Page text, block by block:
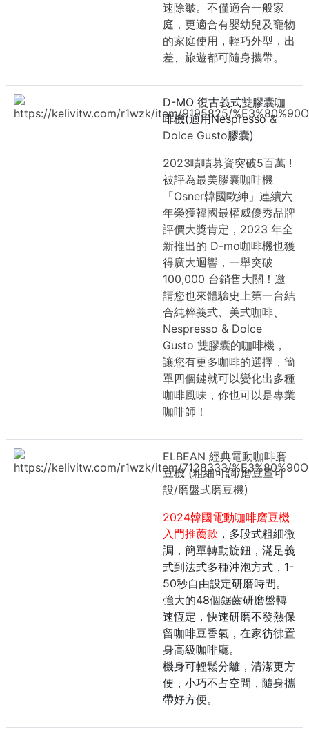
速除皺。不僅適合一般家
庭，更適合有嬰幼兒及寵物
的家庭使用，輕巧外型，出
差、旅遊都可隨身攜帶。
https://kelivitw.com/r1wzk/item/9195825/
D-MO 復古義式雙膠囊咖
啡機(適用Nespresso&
Dolce Gusto膠囊)
2023嘖嘖募資突破5百萬 !
被評為最美膠囊咖啡機
「Osner韓國歐紳」連續六
年榮獲韓國最權威優秀品牌
評價大獎肯定，2023 年全
新推出的 D-mo咖啡機也獲
得廣大迴響，一舉突破
100,000 台銷售大關！邀
請您也來體驗史上第一台結
合純粹義式、美式咖啡、
Nespresso & Dolce
Gusto 雙膠囊的咖啡機，
讓您有更多咖啡的選擇，簡
單四個鍵就可以變化出多種
咖啡風味，你也可以是專業
咖啡師！
https://kelivitw.com/r1wzk/item/7128333/
ELBEAN 經典電動咖啡磨
豆機 (粗細可調/磨豆量可
設/磨盤式磨豆機)
2024韓國電動咖啡磨豆機
入門推薦款 ，多段式粗細微
調，簡單轉動旋鈕，滿足義
式到法式多種沖泡方式，1-
50秒自由設定研磨時間。
強大的48個鋸齒研磨盤轉
速恆定，快速研磨不發熱保
留咖啡豆香氣，在家彷彿置
身高級咖啡廳。
機身可輕鬆分離，清潔更方
便，小巧不占空間，隨身攜
帶好方便。